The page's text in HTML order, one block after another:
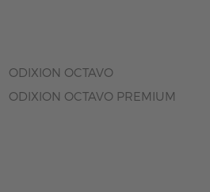
ODIXION OCTAVO
ODIXION OCTAVO PREMIUM